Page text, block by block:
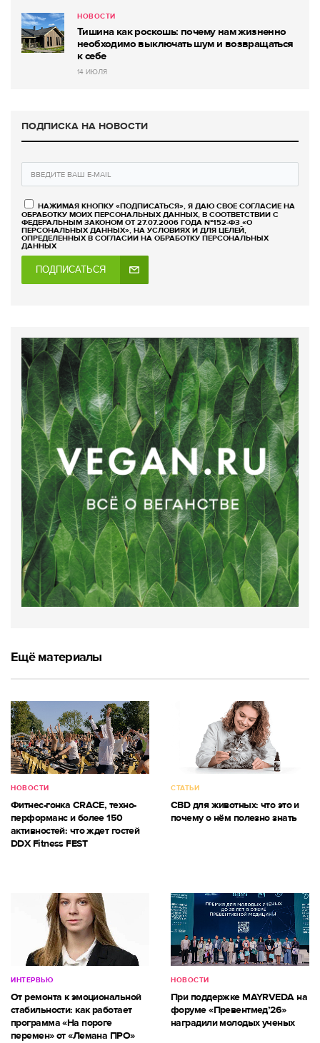
НОВОСТИ
Тишина как роскошь: почему нам жизненно
необходимо выключать шум и возвращаться
к себе
14 ИЮЛЯ
ПОДПИСКА НА НОВОСТИ
НАЖИМАЯ КНОПКУ «ПОДПИСАТЬСЯ», Я ДАЮ СВОЕ СОГЛАСИЕ НА
ОБРАБОТКУ МОИХ ПЕРСОНАЛЬНЫХ ДАННЫХ, В СООТВЕТСТВИИ С
ФЕДЕРАЛЬНЫМ ЗАКОНОМ ОТ 27.07.2006 ГОДА №152-ФЗ «О
ПЕРСОНАЛЬНЫХ ДАННЫХ», НА УСЛОВИЯХ И ДЛЯ ЦЕЛЕЙ,
ОПРЕДЕЛЕННЫХ В СОГЛАСИИ НА ОБРАБОТКУ ПЕРСОНАЛЬНЫХ
ДАННЫХ
ПОДПИСАТЬСЯ
Ещё материалы
НОВОСТИ
Фитнес-гонка CRACE, техно-
перформанс и более 150
активностей: что ждет гостей
DDX Fitness FEST
СТАТЬИ
CBD для животных: что это и
почему о нём полезно знать
ИНТЕРВЬЮ
От ремонта к эмоциональной
стабильности: как работает
программа «На пороге
перемен» от «Лемана ПРО»
НОВОСТИ
При поддержке MAYRVEDA на
форуме «Превентмед’26»
наградили молодых ученых